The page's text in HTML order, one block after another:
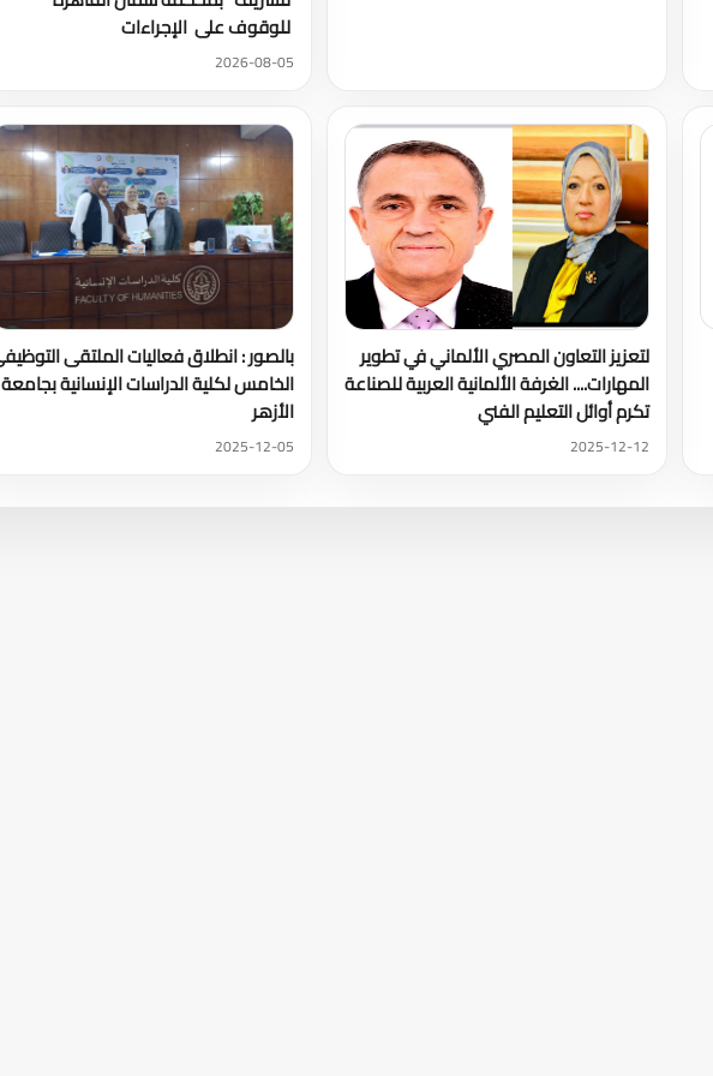
للوقوف على الإجراءات
2026-08-05
لتعزيز التعاون المصري الألماني في تطوير
المهارات.... الغرفة الألمانية العربية للصناعة
تكرم أوائل التعليم الفني
2025-12-12
بالصور : انطلاق فعاليات الملتقى
الخامس لكلية الدراسات الإنسانية بجامعة
الأزهر
2025-12-05